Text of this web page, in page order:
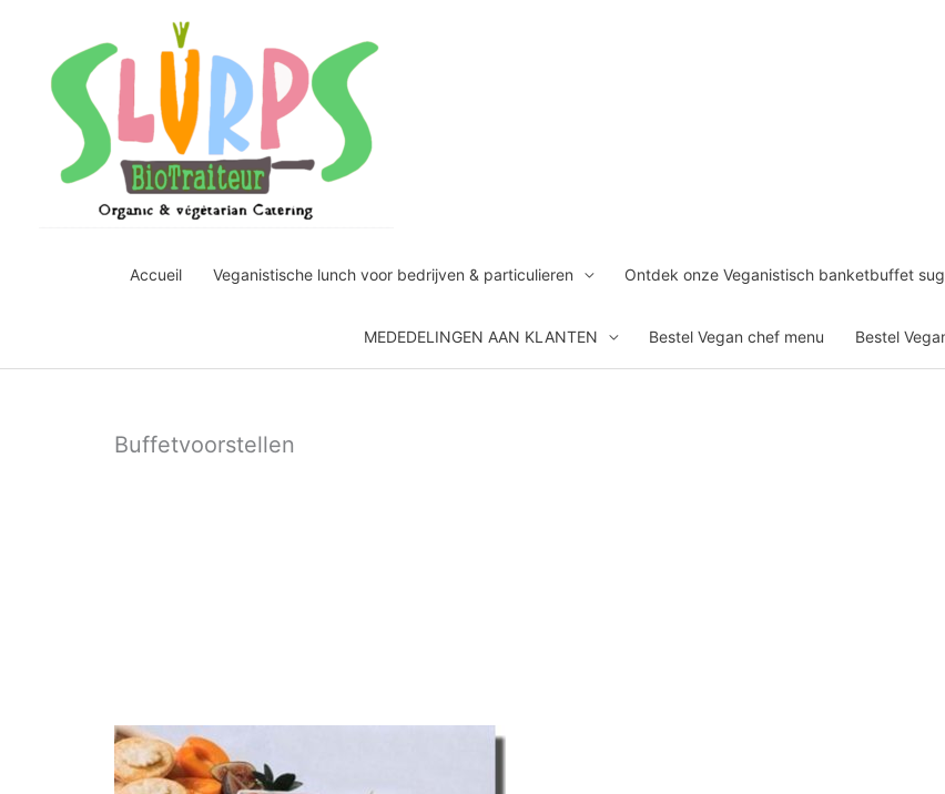
Accueil Veganistische lunch voor bedrijven & particulieren Ontdek onze Veganistisch banketbuffet
MEDEDELINGEN AAN KLANTEN Bestel Vegan chef menu Bestel
Buffetvoorstellen